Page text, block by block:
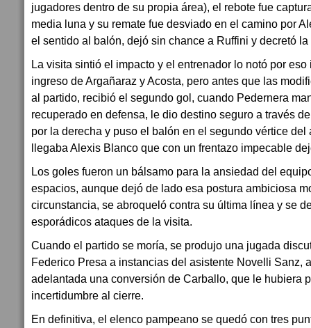
jugadores dentro de su propia área), el rebote fue
media luna y su remate fue desviado en el camino por
el sentido al balón, dejó sin chance a Ruffini y decretó
La visita sintió el impacto y el entrenador lo notó por
ingreso de Argañaraz y Acosta, pero antes que las
al partido, recibió el segundo gol, cuando Pedernera
recuperado en defensa, le dio destino seguro a través
por la derecha y puso el balón en el segundo vértice del
llegaba Alexis Blanco que con un frentazo impecable
Los goles fueron un bálsamo para la ansiedad del
espacios, aunque dejó de lado esa postura ambiciosa
circunstancia, se abroqueló contra su última línea y se
esporádicos ataques de la visita.
Cuando el partido se moría, se produjo una jugada
Federico Presa a instancias del asistente Novelli Sanz,
adelantada una conversión de Carballo, que le hubiera
incertidumbre al cierre.
En definitiva, el elenco pampeano se quedó con tres